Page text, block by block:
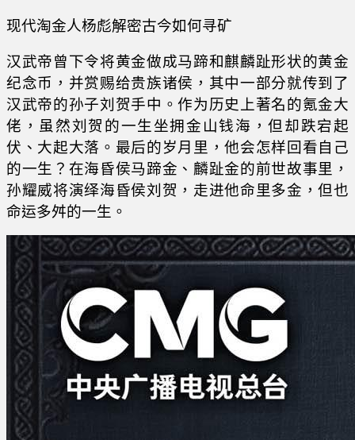
现代淘金人杨彪解密古今如何寻矿
汉武帝曾下令将黄金做成马蹄和麒麟趾形状的黄金
纪念币，并赏赐给贵族诸侯，其中一部分就传到了
汉武帝的孙子刘贺手中。作为历史上著名的氪金大
佬，虽然刘贺的一生坐拥金山钱海，但却跌宕起
伏、大起大落。最后的岁月里，他会怎样回看自己
的一生？在海昏侯马蹄金、麟趾金的前世故事里，
孙耀威将演绎海昏侯刘贺，走进他命里多金，但也
命运多舛的一生。